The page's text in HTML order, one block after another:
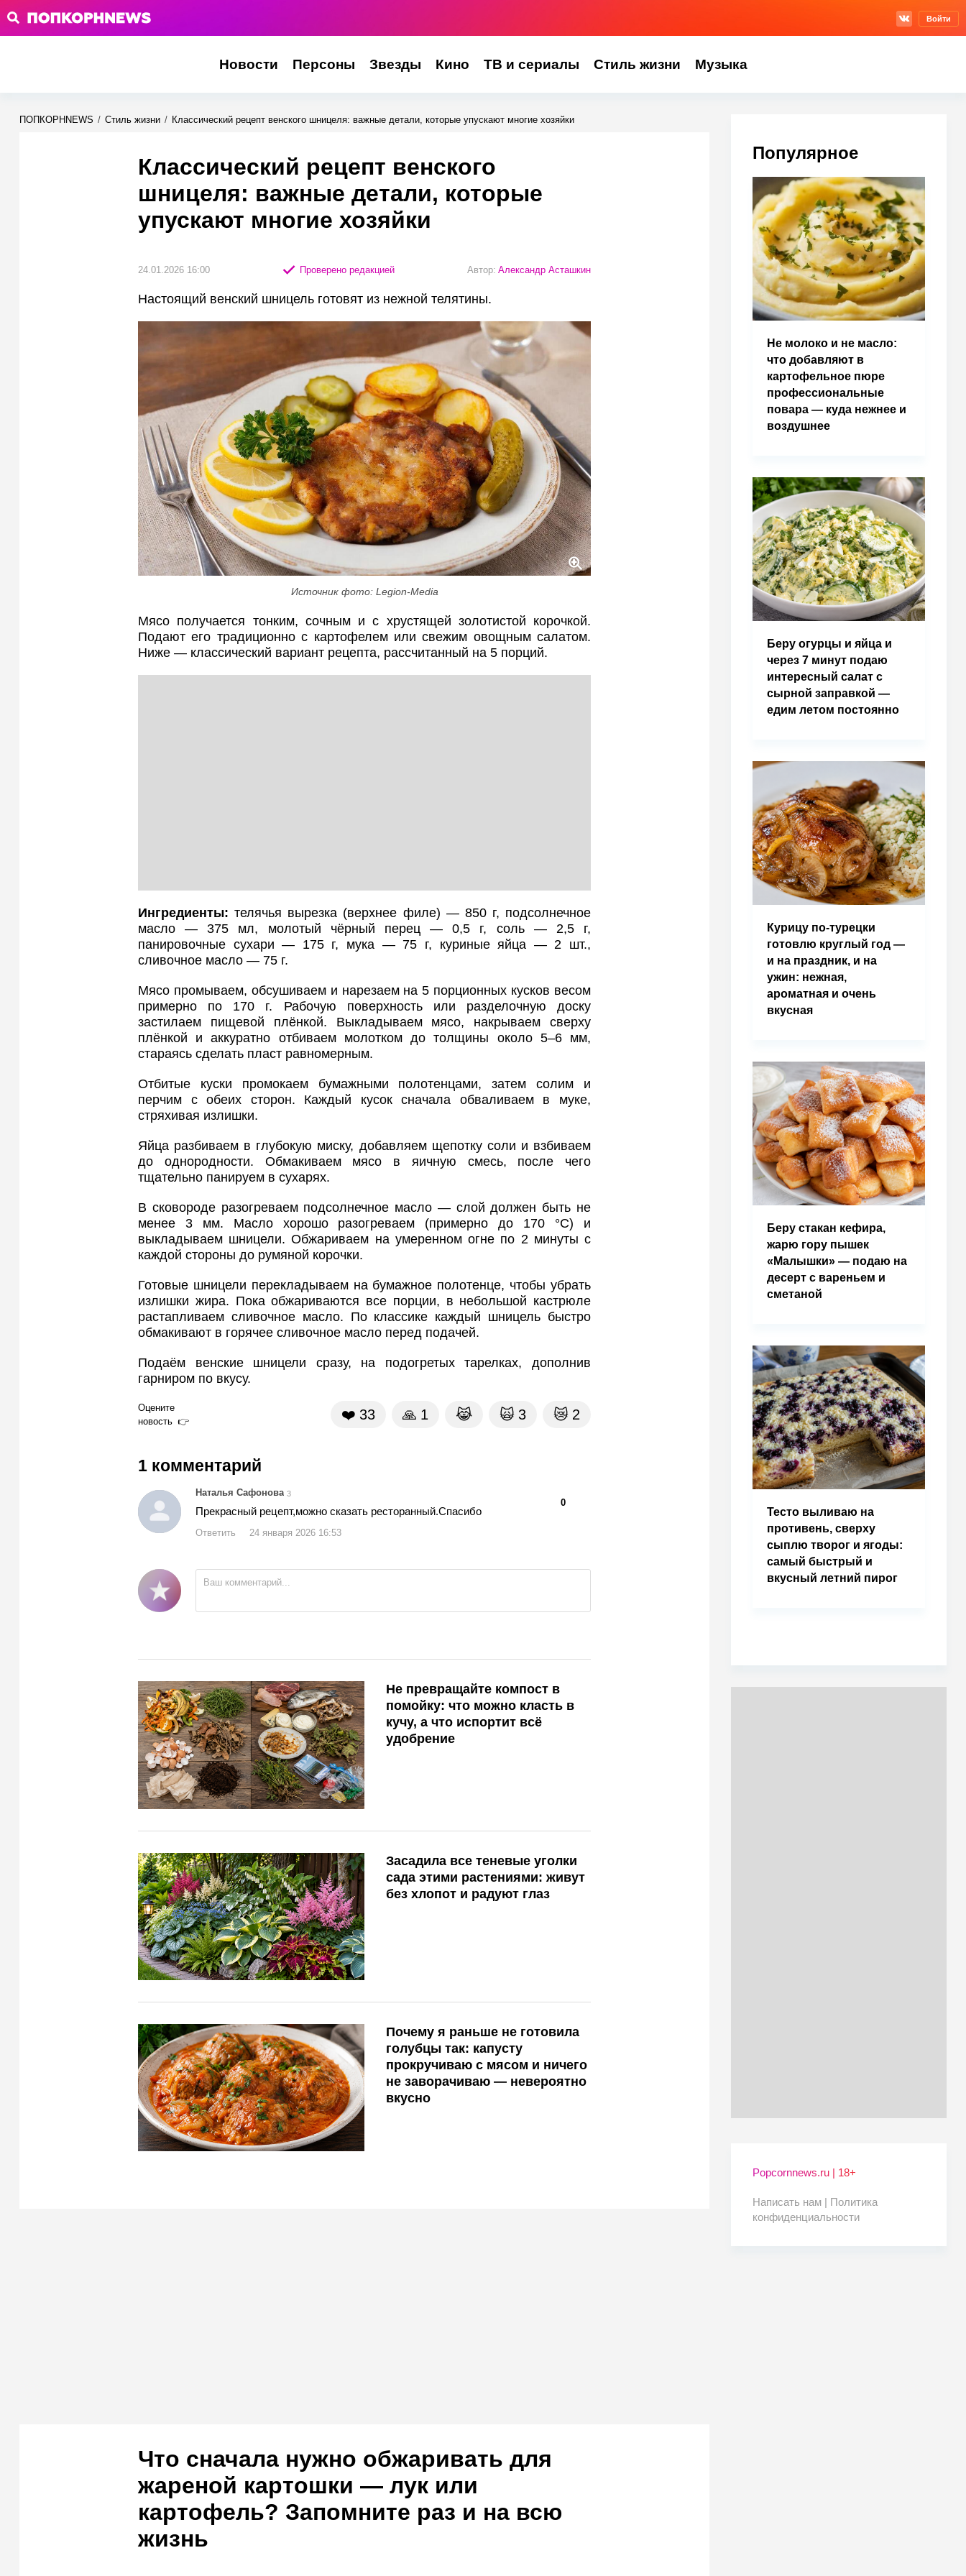
Войти
Новости Персоны Звезды Кино ТВ и сериалы Стиль жизни Музыка
ПОПКОРНNEWS / Стиль жизни / Классический рецепт венского шницеля: важные детали, которые упускают многие хозяйки
Классический рецепт венского
шницеля: важные детали, которые
упускают многие хозяйки
24.01.2026 16:00 Проверено редакцией Автор: Александр Асташкин
Настоящий венский шницель готовят из нежной телятины.
Источник фото: Legion-Media
Мясо получается тонким, сочным и с хрустящей золотистой корочкой.
Подают его традиционно с картофелем или свежим овощным салатом.
Ниже — классический вариант рецепта, рассчитанный на 5 порций.
Ингредиенты: телячья вырезка (верхнее филе) — 850 г, подсолнечное
масло — 375 мл, молотый чёрный перец — 0,5 г, соль — 2,5 г,
панировочные сухари — 175 г, мука — 75 г, куриные яйца — 2 шт.,
сливочное масло — 75 г.
Мясо промываем, обсушиваем и нарезаем на 5 порционных кусков весом
примерно по 170 г. Рабочую поверхность или разделочную доску
застилаем пищевой плёнкой. Выкладываем мясо, накрываем сверху
плёнкой и аккуратно отбиваем молотком до толщины около 5–6 мм,
стараясь сделать пласт равномерным.
Отбитые куски промокаем бумажными полотенцами, затем солим и
перчим с обеих сторон. Каждый кусок сначала обваливаем в муке,
стряхивая излишки.
Яйца разбиваем в глубокую миску, добавляем щепотку соли и взбиваем
до однородности. Обмакиваем мясо в яичную смесь, после чего
тщательно панируем в сухарях.
В сковороде разогреваем подсолнечное масло — слой должен быть не
менее 3 мм. Масло хорошо разогреваем (примерно до 170 °C) и
выкладываем шницели. Обжариваем на умеренном огне по 2 минуты с
каждой стороны до румяной корочки.
Готовые шницели перекладываем на бумажное полотенце, чтобы убрать
излишки жира. Пока обжариваются все порции, в небольшой кастрюле
растапливаем сливочное масло. По классике каждый шницель быстро
обмакивают в горячее сливочное масло перед подачей.
Подаём венские шницели сразу, на подогретых тарелках, дополнив
гарниром по вкусу.
Оцените
новость
❤️ 33 🙏 1 😹 🙀 3 😿 2
1 комментарий
Наталья Сафонова 3
0
Прекрасный рецепт,можно сказать ресторанный.Спасибо
Ответить 24 января 2026 16:53
Не превращайте компост в
помойку: что можно класть в
кучу, а что испортит всё
удобрение
Засадила все теневые уголки
сада этими растениями: живут
без хлопот и радуют глаз
Почему я раньше не готовила
голубцы так: капусту
прокручиваю с мясом и ничего
не заворачиваю — невероятно
вкусно
Что сначала нужно обжаривать для
жареной картошки — лук или
картофель? Запомните раз и на всю
жизнь
Популярное
Не молоко и не масло:
что добавляют в
картофельное пюре
профессиональные
повара — куда нежнее и
воздушнее
Беру огурцы и яйца и
через 7 минут подаю
интересный салат с
сырной заправкой —
едим летом постоянно
Курицу по-турецки
готовлю круглый год —
и на праздник, и на
ужин: нежная,
ароматная и очень
вкусная
Беру стакан кефира,
жарю гору пышек
«Малышки» — подаю на
десерт с вареньем и
сметаной
Тесто выливаю на
противень, сверху
сыплю творог и ягоды:
самый быстрый и
вкусный летний пирог
Popcornnews.ru | 18+
Написать нам | Политика
конфиденциальности